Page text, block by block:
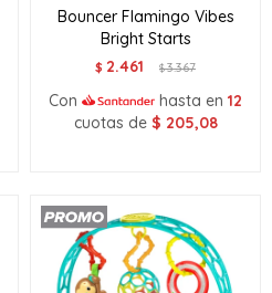
Bouncer Flamingo Vibes
Bright Starts
$ 2.461 $3.367
Con hasta en 12
cuotas de $ 205,08